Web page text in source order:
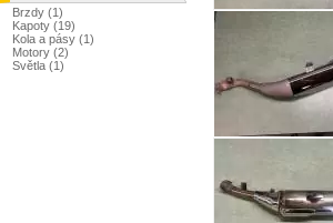
Brzdy (1)
Kapoty (19)
Kola a pásy (1)
Motory (2)
Světla (1)